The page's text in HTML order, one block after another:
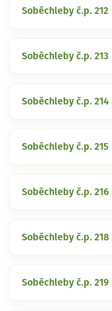
Soběchleby č.p. 212
Soběchleby č.p. 213
Soběchleby č.p. 214
Soběchleby č.p. 215
Soběchleby č.p. 216
Soběchleby č.p. 218
Soběchleby č.p. 219